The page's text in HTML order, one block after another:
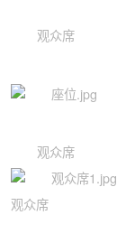
观众席
观众席
观众席